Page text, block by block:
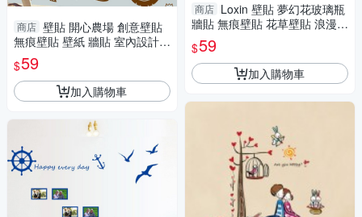
商店 壁貼 開心農場 創意壁貼
無痕壁貼 壁紙 牆貼 室內設計
裝潢 Loxin
$59
加入購物車
商店 Loxin 壁貼 夢幻花玻璃瓶
牆貼 無痕壁貼 花草壁貼 浪漫壁
貼 裝飾 diy壁貼紙 背景貼
$59
加入購物車